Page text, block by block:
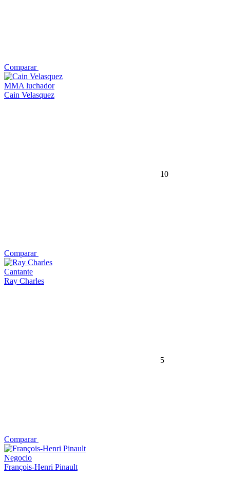
Comparar
MMA luchador
Cain Velasquez
10
Comparar
Cantante
Ray Charles
5
Comparar
Negocio
François-Henri Pinault